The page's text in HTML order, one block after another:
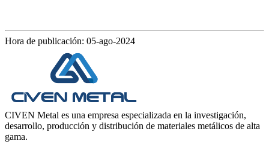
Hora de publicación: 05-ago-2024
CIVEN Metal es una empresa especializada en la investigación,
desarrollo, producción y distribución de materiales metálicos de alta
gama.